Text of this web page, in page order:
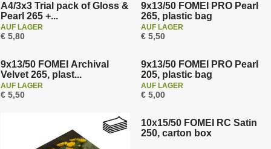
A4/3x3 Trial pack of Gloss &
Pearl 265 +...
€ 5,80
AUF LAGER
9x13/50 FOMEI PRO Pearl
265, plastic bag
€ 5,50
AUF LAGER
9x13/50 FOMEI Archival
Velvet 265, plast...
€ 5,50
AUF LAGER
9x13/50 FOMEI PRO Pearl
205, plastic bag
€ 5,00
AUF LAGER
10x15/50 FOMEI RC Satin
250, carton box